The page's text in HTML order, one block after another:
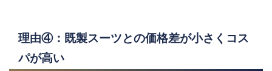
理由④：既製スーツとの価格差が小さくコス
パが高い